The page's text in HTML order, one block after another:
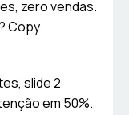
zero vendas.
Copy
slide 2
em 50%.